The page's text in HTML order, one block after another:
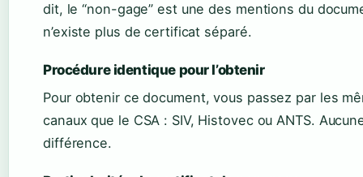
dit, le “non-gage” est une des mentions du
n’existe plus de certificat séparé.
Procédure identique pour l’obtenir
Pour obtenir ce document, vous passez par les
canaux que le CSA : SIV, Histovec ou ANTS.
différence.